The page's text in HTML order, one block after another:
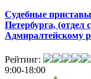
Судебные
Петербурга, (отдел
Адмиралтейскому
Рейтинг:
9:00-18:00